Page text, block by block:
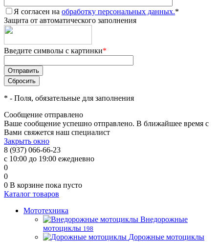
Я согласен на обработку персональных данных.*
Защита от автоматического заполнения
Введите символы с картинки*
* - Поля, обязательные для заполнения
Сообщение отправлено
Ваше сообщение успешно отправлено. В ближайшее время с
Вами свяжется наш специалист
Закрыть окно
8 (937) 066-66-23
с 10:00 до 19:00 ежедневно
0
0
0 В корзине пока пусто
Каталог товаров
Мототехника
Внедорожные
мотоциклы 198
Дорожные мотоциклы